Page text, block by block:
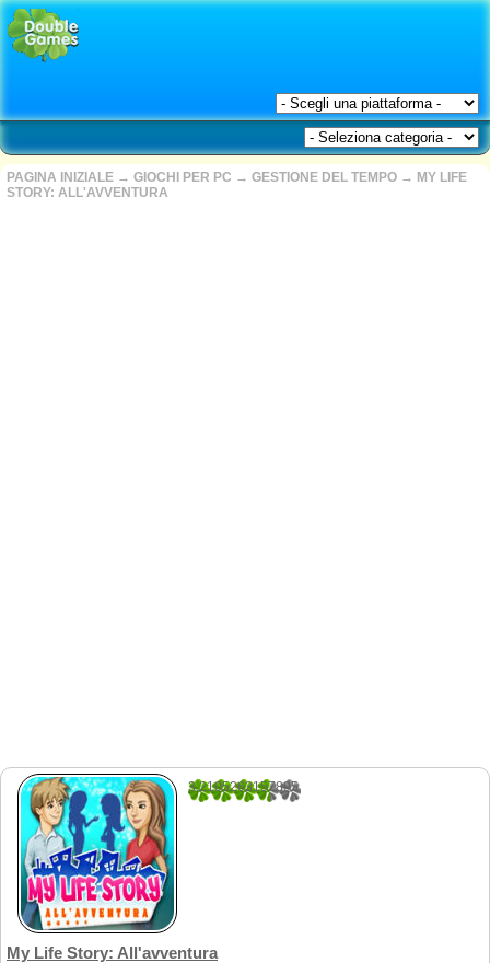
PAGINA INIZIALE → GIOCHI PER PC → GESTIONE DEL TEMPO → MY LIFE
STORY: ALL'AVVENTURA
3.2105263157895
My Life Story: All'avventura